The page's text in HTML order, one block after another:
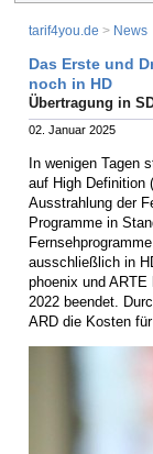
tarif4you.de > News
Das Erste und
noch in HD
Übertragung in
02. Januar 2025
In wenigen Tagen
auf High Definition
Ausstrahlung der
Programme in
ausschließlich in
phoenix und ARTE
2022 beendet.
ARD die Kosten